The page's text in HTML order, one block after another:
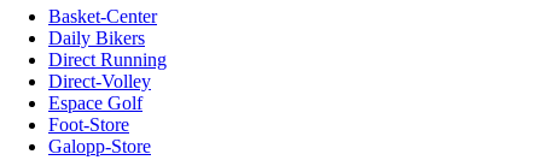
Basket-Center
Daily Bikers
Direct Running
Direct-Volley
Espace Golf
Foot-Store
Galopp-Store